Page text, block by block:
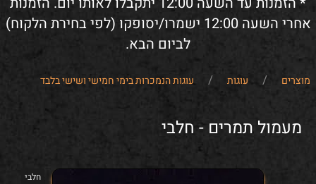
אחרי השעה 12:00 ישמרו/יסופקו (לפי בחירת הלקוח)
לביום הבא.
מוצרים / עוגות / עוגות הנמכרות בימי חמישי ושישי בלבד
מעמול תמרים - חלבי
חלבי